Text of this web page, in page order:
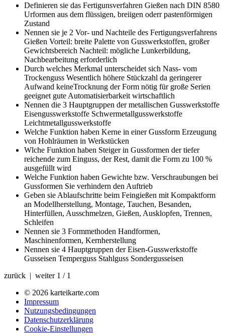
Definieren sie das Fertigunsverfahren Gießen nach DIN 8580
Urformen aus dem flüssigen, breiigen oderr pastenförmigen
Zustand
Nennen sie je 2 Vor- und Nachteile des Fertigungsverfahrens
Gießen Vorteil: breite Palette von Gusswerkstoffen, großer
Gewichtsbereich Nachteil: mögliche Lunkerbildung,
Nachbearbeitung erforderlich
Durch welches Merkmal unterscheidet sich Nass- vom
Trockenguss Wesentlich höhere Stückzahl da geringerer
Aufwand keineTrocknung der Form nötig für große Serien
geeignet gute Automatisierbarkeit wirtschaftlich
Nennen die 3 Hauptgruppen der metallischen Gusswerkstoffe
Eisengusswerkstoffe Schwermetallgusswerkstoffe
Leichtmetallgusswerkstoffe
Welche Funktion haben Kerne in einer Gussform Erzeugung
von Hohlräumen in Werkstücken
Wlche Funktion haben Steiger in Gussformen der tiefer
reichende zum Einguss, der Rest, damit die Form zu 100 %
ausgefüllt wird
Welche Funktion haben Gewichte bzw. Verschraubungen bei
Gussformen Sie verhindern den Auftrieb
Geben sie Ablaufschritte beim Feingießen mit Kompaktform
an Modellherstellung, Montage, Tauchen, Besanden,
Hinterfüllen, Ausschmelzen, Gießen, Ausklopfen, Trennen,
Schleifen
Nennen sie 3 Formmethoden Handformen,
Maschinenformen, Kernherstellung
Nennen sie 4 Hauptgruppen der Eisen-Gusswerkstoffe
Gusseisen Temperguss Stahlguss Sondergusseisen
zurück | weiter 1 / 1
© 2026 karteikarte.com
Impressum
Nutzungsbedingungen
Datenschutzerklärung
Cookie-Einstellungen